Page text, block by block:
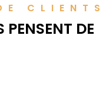
CLIENTS
PENSENT DE